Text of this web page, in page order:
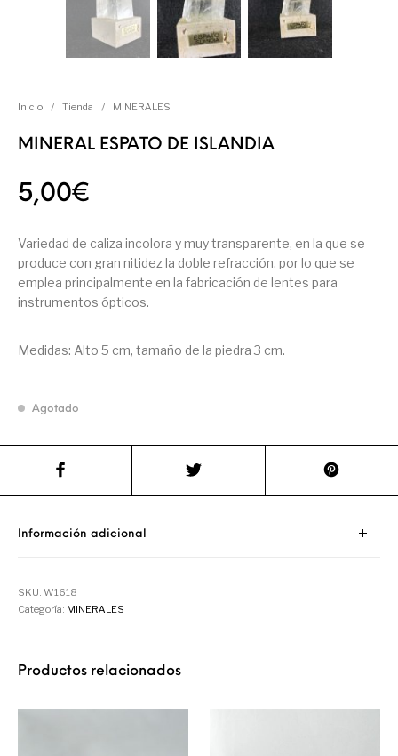
Inicio / Tienda / MINERALES
MINERAL ESPATO DE ISLANDIA
5,00€
Variedad de caliza incolora y muy transparente, en la que se
produce con gran nitidez la doble refracción, por lo que se
emplea principalmente en la fabricación de lentes para
instrumentos ópticos.
Medidas: Alto 5 cm, tamaño de la piedra 3 cm.
Agotado
Información adicional
SKU:W1618
Categoría: MINERALES
Productos relacionados